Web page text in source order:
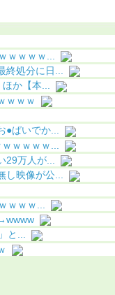
ｗｗｗｗ...
処分に日...
か【本...
ｗｗｗ
●ぱいでか...
ｗｗｗｗ...
万人が...
し映像が公...
ｗｗｗ...
と...